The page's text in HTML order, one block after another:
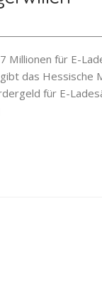
für E-
das Hessische
für E-